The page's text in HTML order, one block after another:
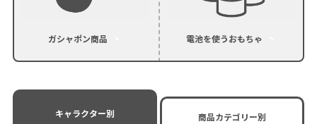
ガシャポン商品 電池を使うおもちゃ
キャラクター別 商品カテゴリー別